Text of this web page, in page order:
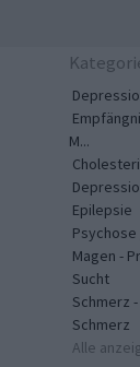
M...
Epilepsie
Psychose
Magen -
Sucht
Schmerz
Schmerz
Alle